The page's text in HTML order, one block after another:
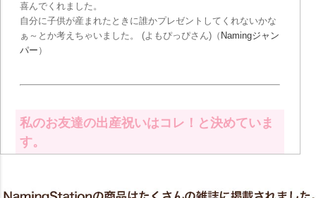
喜んでくれました。
自分に子供が産まれたときに誰かプレゼントしてくれないかな
ぁ～とか考えちゃいました。 (よもぴっぴさん)（ Namingジャン
パー ）
私のお友達の出産祝いはコレ！と決めていま
す。
ばれます。あまりにかわいくて、自分の娘が生まれたときには